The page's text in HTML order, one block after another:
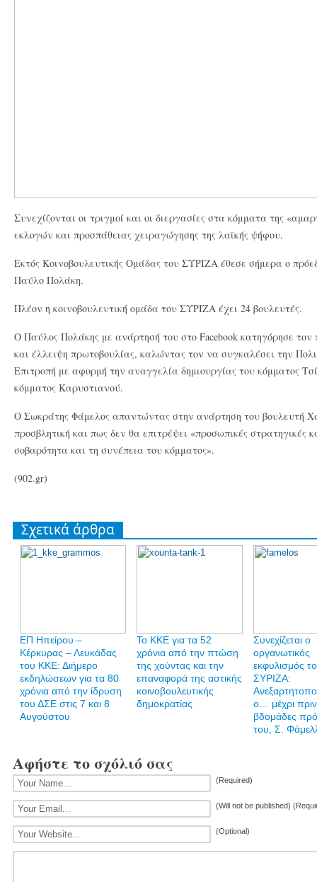
Συνεχίζονται οι τριγμοί και οι διεργασίες στα κόμματα της
εκλογών και προσπάθειας χειραγώγησης της λαϊκής ψήφου.
Εκτός Κοινοβουλευτικής Ομάδας του ΣΥΡΙΖΑ έθεσε σήμερα ο
Παύλο Πολάκη.
Πλέον η κοινοβουλευτική ομάδα του ΣΥΡΙΖΑ έχει 24 βουλευτές.
Ο Παύλος Πολάκης με ανάρτησή του στο Facebook κατηγόρησε
και έλλειψη πρωτοβουλίας, καλώντας τον να συγκαλέσει την
Επιτροπή με αφορμή την αναγγελία δημιουργίας του κόμματος
κόμματος Καρυστιανού.
Ο Σωκράτης Φάμελος απαντώντας στην ανάρτηση του βουλευτή
προσβλητική και πως δεν θα επιτρέψει «προσωπικές στρατηγικές
σοβαρότητα και τη συνέπεια του κόμματος».
(902.gr)
Σχετικά άρθρα
ΕΠ Ηπείρου –
Κέρκυρας – Λευκάδας
του ΚΚΕ: Διήμερο
εκδηλώσεων για τα 80
χρόνια από την ίδρυση
του ΔΣΕ στις 7 και 8
Αυγούστου
Το ΚΚΕ για τα 52
χρόνια από την πτώση
της χούντας και την
επαναφορά της αστικής
κοινοβουλευτικής
δημοκρατίας
Συνεχίζεται ο
οργανωτικός
εκφυλισμός
ΣΥΡΙΖΑ:
ο… μέχρι
βδομάδες
του, Σ.
Αφήστε το σχόλιό σας
(Required)
(Will not be published)
(Optional)